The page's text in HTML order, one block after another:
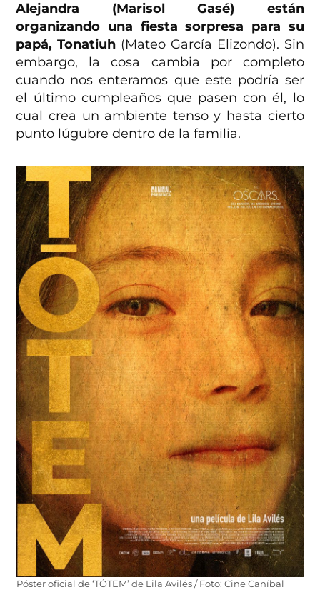
Alejandra (Marisol Gasé)
están
organizando una fiesta sorpresa para su
papá, Tonatiuh (Mateo García Elizondo). Sin
embargo, la cosa cambia por completo
cuando nos enteramos que este podría ser
el último cumpleaños que pasen con él, lo
cual crea un ambiente tenso y hasta cierto
punto lúgubre dentro de la familia.
Póster oficial de ‘TÓTEM’ de Lila Avilés / Foto: Cine Caníbal